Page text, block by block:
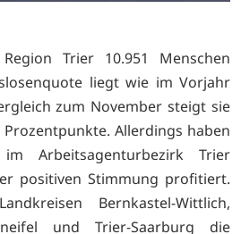
Trier 10.951 Menschen
liegt wie im Vorjahr
zum November steigt sie
Allerdings haben
Arbeitsagenturbezirk Trier
positiven Stimmung profitiert.
Bernkastel-Wittlich,
und Trier-Saarburg die